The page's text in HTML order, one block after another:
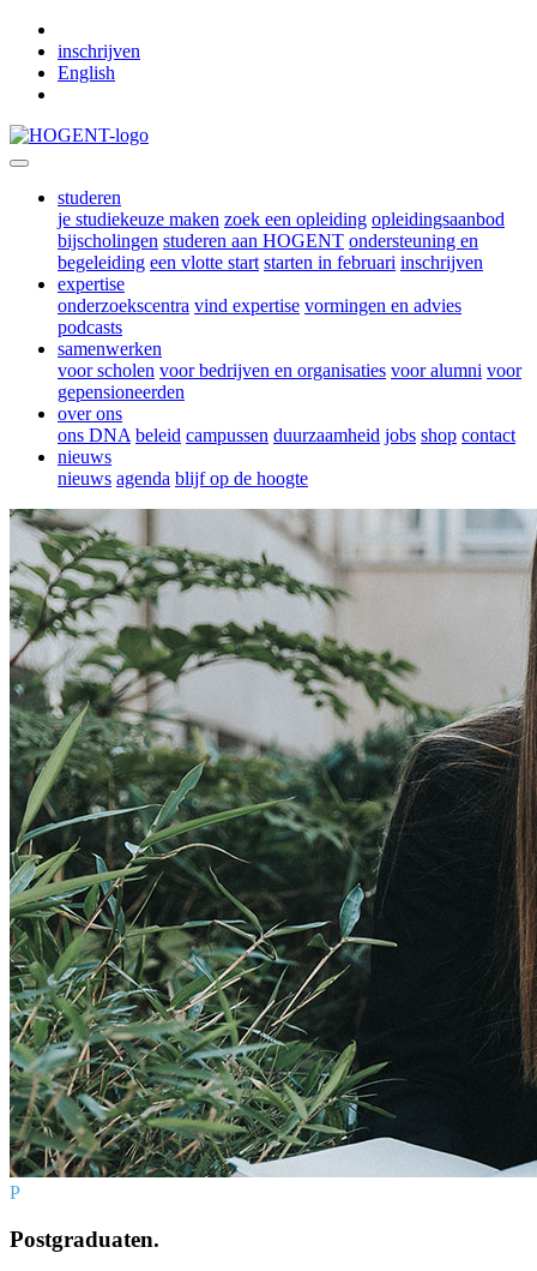
inschrijven
English
studeren
je studiekeuze maken zoek een opleiding opleidingsaanbod
bijscholingen studeren aan HOGENT ondersteuning en
begeleiding een vlotte start starten in februari inschrijven
expertise
onderzoekscentra vind expertise vormingen en advies
podcasts
samenwerken
voor scholen voor bedrijven en organisaties voor alumni voor
gepensioneerden
over ons
ons DNA beleid campussen duurzaamheid jobs shop contact
nieuws
nieuws agenda blijf op de hoogte
P
Postgraduaten.